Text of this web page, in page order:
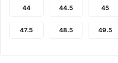
44 44.5 45
47.5 48.5 49.5